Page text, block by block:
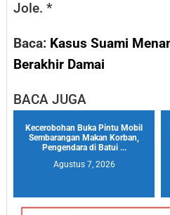
Jole. *
Baca: Kasus Suami
Berakhir Damai
BACA JUGA
Kecerobohan Buka Pintu Mobil
Sembarangan Makan Korban,
Pengendara di Batui ...
Agustus 7, 2026